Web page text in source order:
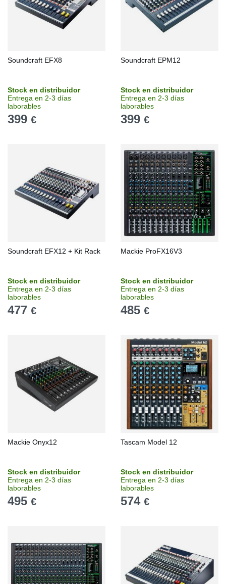
Soundcraft EFX8
Stock en distribuidor
Entrega en 2-3 días
laborables
399 €
Soundcraft EPM12
Stock en distribuidor
Entrega en 2-3 días
laborables
399 €
Soundcraft EFX12 + Kit Rack
Stock en distribuidor
Entrega en 2-3 días
laborables
477 €
Mackie ProFX16V3
Stock en distribuidor
Entrega en 2-3 días
laborables
485 €
Mackie Onyx12
Stock en distribuidor
Entrega en 2-3 días
laborables
495 €
Tascam Model 12
Stock en distribuidor
Entrega en 2-3 días
laborables
574 €